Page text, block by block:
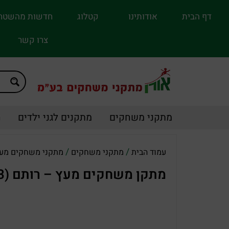
דף הבית אודותינו קטלוג חדשות
צרו קשר
מתקני משחקים מתקנים לגני ילדים
עמוד הבית/ מתקני משחקים / מתקני משחקים
מתקן משחקים מעץ – רותם (1113)